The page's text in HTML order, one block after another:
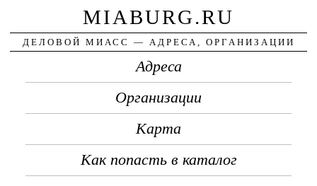
MIABURG.RU
ДЕЛОВОЙ МИАСС — АДРЕСА, ОРГАНИЗАЦИИ
Адреса
Организации
Карта
Как попасть в каталог